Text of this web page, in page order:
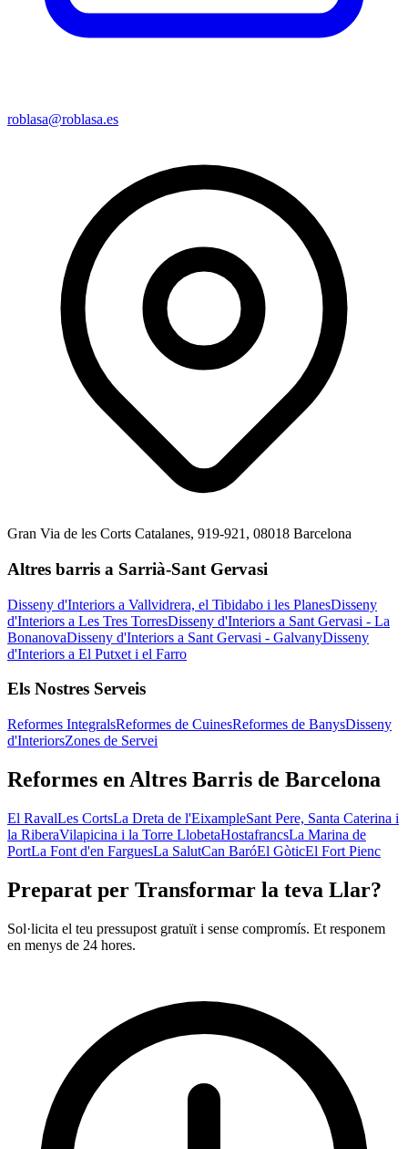
roblasa@roblasa.es
Gran Via de les Corts Catalanes, 919-921, 08018 Barcelona
Altres barris a Sarrià-Sant Gervasi
Disseny d'Interiors a Vallvidrera, el Tibidabo i les PlanesDisseny
d'Interiors a Les Tres TorresDisseny d'Interiors a Sant Gervasi - La
BonanovaDisseny d'Interiors a Sant Gervasi - GalvanyDisseny
d'Interiors a El Putxet i el Farro
Els Nostres Serveis
Reformes IntegralsReformes de CuinesReformes de BanysDisseny
d'InteriorsZones de Servei
Reformes en Altres Barris de Barcelona
El RavalLes CortsLa Dreta de l'EixampleSant Pere, Santa Caterina i
la RiberaVilapicina i la Torre LlobetaHostafrancsLa Marina de
PortLa Font d'en FarguesLa SalutCan BaróEl GòticEl Fort Pienc
Preparat per Transformar la teva Llar?
Sol·licita el teu pressupost gratuït i sense compromís. Et responem
en menys de 24 hores.